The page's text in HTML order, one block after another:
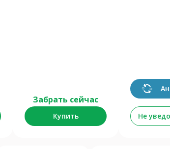
Забрать сейчас
Купить Не